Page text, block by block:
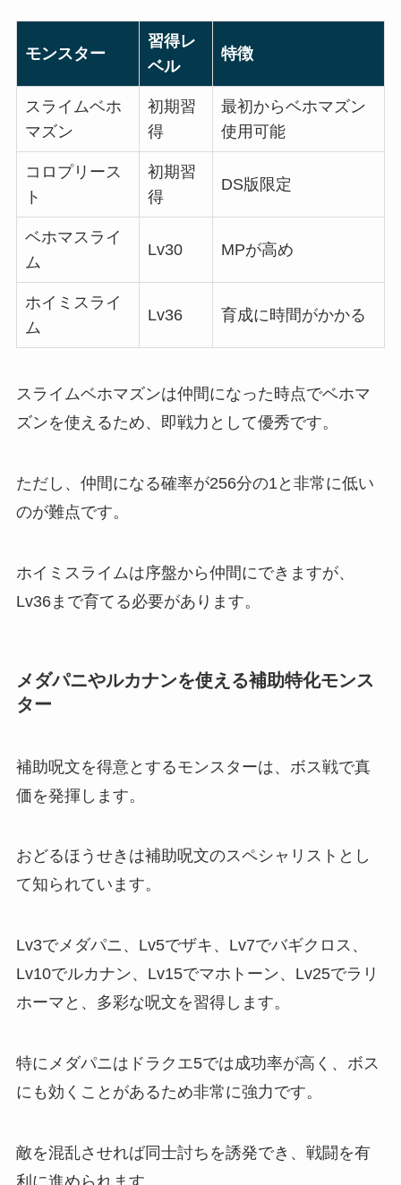
モンスター
習得レ
ベル
特徴
スライムベホ
マズン
初期習
得
最初からベホマズン
使用可能
コロプリース
ト
初期習
得
DS版限定
ベホマスライ
ム
Lv30 MPが高め
ホイミスライ
ム
Lv36 育成に時間がかかる
スライムベホマズンは仲間になった時点でベホマ
ズンを使えるため、即戦力として優秀です。
ただし、仲間になる確率が256分の1と非常に低い
のが難点です。
ホイミスライムは序盤から仲間にできますが、
Lv36まで育てる必要があります。
メダパニやルカナンを使える補助特化モンス
ター
補助呪文を得意とするモンスターは、ボス戦で真
価を発揮します。
おどるほうせきは補助呪文のスペシャリストとし
て知られています。
Lv3でメダパニ、Lv5でザキ、Lv7でバギクロス、
Lv10でルカナン、Lv15でマホトーン、Lv25でラリ
ホーマと、多彩な呪文を習得します。
特にメダパニはドラクエ5では成功率が高く、ボス
にも効くことがあるため非常に強力です。
敵を混乱させれば同士討ちを誘発でき、戦闘を有
利に進められます。